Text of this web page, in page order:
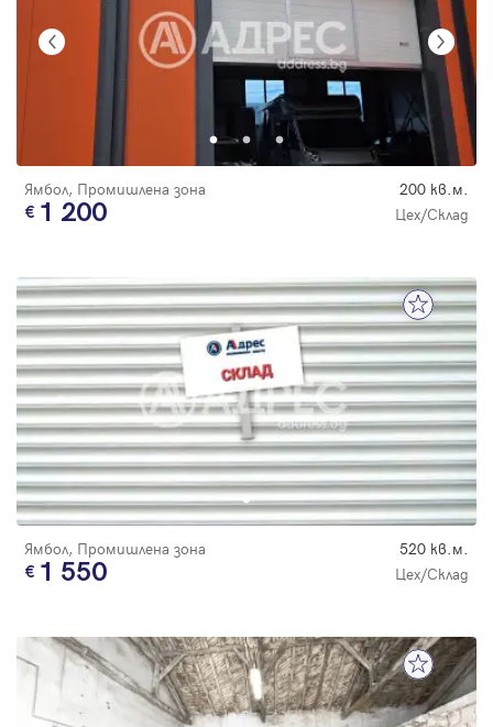
Ямбол, Промишлена зона 200 кв.м.
1 200 Цех/Склад
Ямбол, Промишлена зона 520 кв.м.
1 550 Цех/Склад